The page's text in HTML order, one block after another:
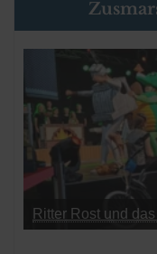
Ritter Rost und